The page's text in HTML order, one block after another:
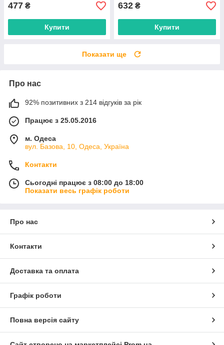
477 ₴
Купити
632 ₴
Купити
Показати ще
Про нас
92% позитивних з 214 відгуків за рік
Працює з 25.05.2016
м. Одеса
вул. Базова, 10, Одеса, Україна
Контакти
Сьогодні працює з 08:00 до 18:00
Показати весь графік роботи
Про нас
Контакти
Доставка та оплата
Графік роботи
Повна версія сайту